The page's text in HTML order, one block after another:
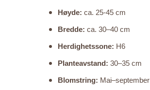
Høyde: ca. 25-45 cm
Bredde: ca. 30–40 cm
Herdighetssone: H6
Planteavstand: 30–35 cm
Blomstring: Mai–september